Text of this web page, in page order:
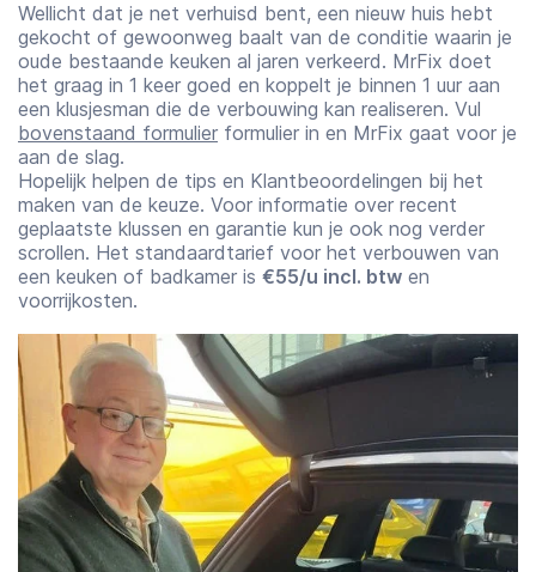
Wellicht dat je net verhuisd bent, een nieuw huis hebt
gekocht of gewoonweg baalt van de conditie waarin je
oude bestaande keuken al jaren verkeerd. MrFix doet
het graag in 1 keer goed en koppelt je binnen 1 uur aan
een klusjesman die de verbouwing kan realiseren. Vul
bovenstaand formulier formulier in en MrFix gaat voor je
aan de slag.
Hopelijk helpen de tips en Klantbeoordelingen bij het
maken van de keuze. Voor informatie over recent
geplaatste klussen en garantie kun je ook nog verder
scrollen. Het standaardtarief voor het verbouwen van
een keuken of badkamer is €55/u incl. btw en
voorrijkosten.